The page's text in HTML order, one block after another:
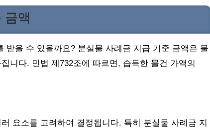
금액
받을 수 있을까요? 분실물 사례금 지급 기준 금액은 물
니다. 민법 제732조에 따르면, 습득한 물건 가액의
요소를 고려하여 결정됩니다. 특히 분실물 사례금 지